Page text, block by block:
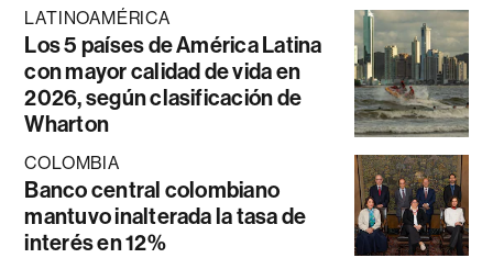
LATINOAMÉRICA
Los 5 países de América Latina
con mayor calidad de vida en
2026, según clasificación de
Wharton
COLOMBIA
Banco central colombiano
mantuvo inalterada la tasa de
interés en 12%